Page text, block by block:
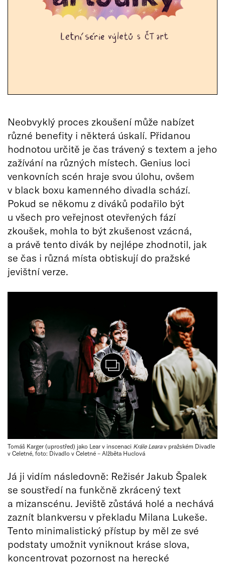
Neobvyklý proces zkoušení může nabízet
různé benefity i některá úskalí. Přidanou
hodnotou určitě je čas trávený s textem a jeho
zažívání na různých místech. Genius loci
venkovních scén hraje svou úlohu, ovšem
v black boxu kamenného divadla schází.
Pokud se někomu z diváků podařilo být
u všech pro veřejnost otevřených fází
zkoušek, mohla to být zkušenost vzácná,
a právě tento divák by nejlépe zhodnotil, jak
se čas i různá místa obtiskují do pražské
jevištní verze.
Tomáš Karger (uprostřed) jako Lear v inscenaci Krále Learav pražském Divadle
v Celetné, foto: Divadlo v Celetné – Alžběta Huclová
Já ji vidím následovně: Režisér Jakub Špalek
se soustředí na funkčně zkrácený text
a mizanscénu. Jeviště zůstává holé a nechává
zaznít blankversu v překladu Milana Lukeše.
Tento minimalistický přístup by měl ze své
podstaty umožnit vyniknout kráse slova,
koncentrovat pozornost na herecké